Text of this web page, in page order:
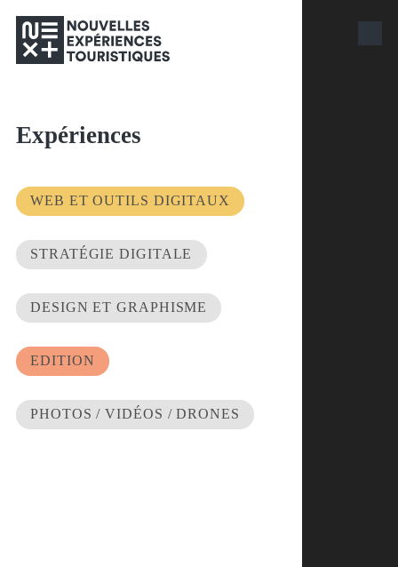
Expériences
WEB ET OUTILS DIGITAUX
STRATÉGIE DIGITALE
DESIGN ET GRAPHISME
EDITION
PHOTOS / VIDÉOS / DRONES